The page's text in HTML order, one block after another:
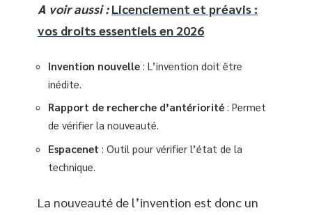
A voir aussi : Licenciement et préavis :
vos droits essentiels en 2026
Invention nouvelle : L’invention doit être
inédite.
Rapport de recherche d’antériorité : Permet
de vérifier la nouveauté.
Espacenet : Outil pour vérifier l’état de la
technique.
La nouveauté de l’invention est donc un